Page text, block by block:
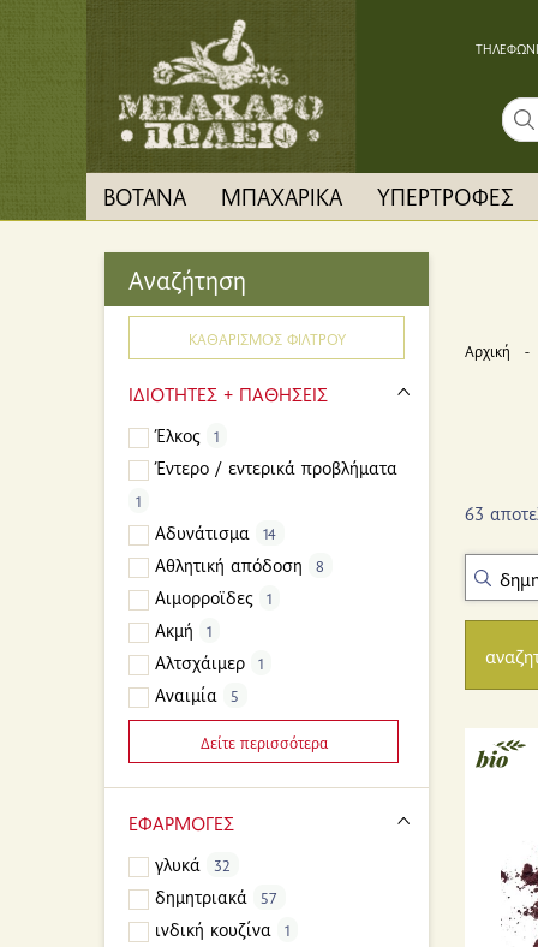
ΒΟΤΑΝΑ ΜΠΑΧΑΡΙΚΑ ΥΠΕΡΤΡΟΦΕΣ
Αναζήτηση
ΚΑΘΑΡΙΣΜΟΣ ΦΙΛΤΡΟΥ
ΙΔΙΟΤΗΤΕΣ + ΠΑΘΗΣΕΙΣ
Έλκος 1
Έντερο / εντερικά προβλήματα
1
Αδυνάτισμα 14
Αθλητική απόδοση 8
Αιμορροϊδες 1
Ακμή 1
Αλτσχάιμερ 1
Αναιμία 5
Δείτε περισσότερα
ΕΦΑΡΜΟΓΕΣ
γλυκά 32
δημητριακά 57
ινδική κουζίνα 1
Αρχική
63